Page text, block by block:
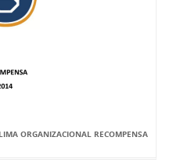
ORGANIZACIONAL RECOMPENSA